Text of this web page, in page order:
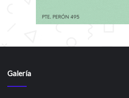
Galería